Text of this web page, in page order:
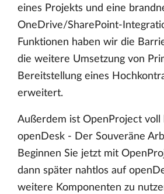
eines Projekts und eine
OneDrive/SharePoint-
Funktionen haben wir die
die weitere Umsetzung von
Bereitstellung eines
erweitert.
Außerdem ist OpenProject voll
openDesk - Der Souveräne
Beginnen Sie jetzt mit
dann später nahtlos auf
weitere Komponenten zu